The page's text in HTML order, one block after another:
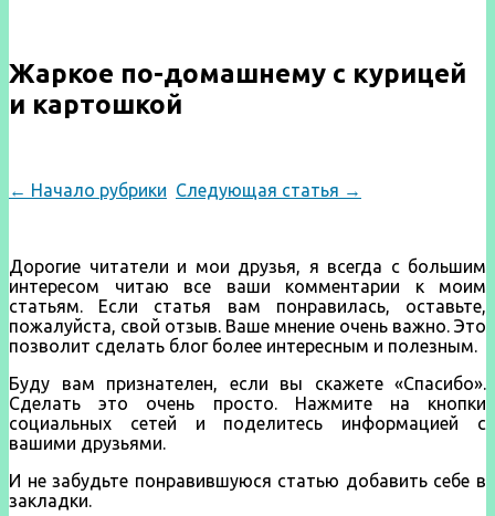
Жаркое по-домашнему с курицей
и картошкой
← Начало рубрики Следующая статья →
Дорогие читатели и мои друзья, я всегда с большим
интересом читаю все ваши комментарии к моим
статьям. Если статья вам понравилась, оставьте,
пожалуйста, свой отзыв. Ваше мнение очень важно. Это
позволит сделать блог более интересным и полезным.
Буду вам признателен, если вы скажете «Спасибо».
Сделать это очень просто. Нажмите на кнопки
социальных сетей и поделитесь информацией с
вашими друзьями.
И не забудьте понравившуюся статью добавить себе в
закладки.